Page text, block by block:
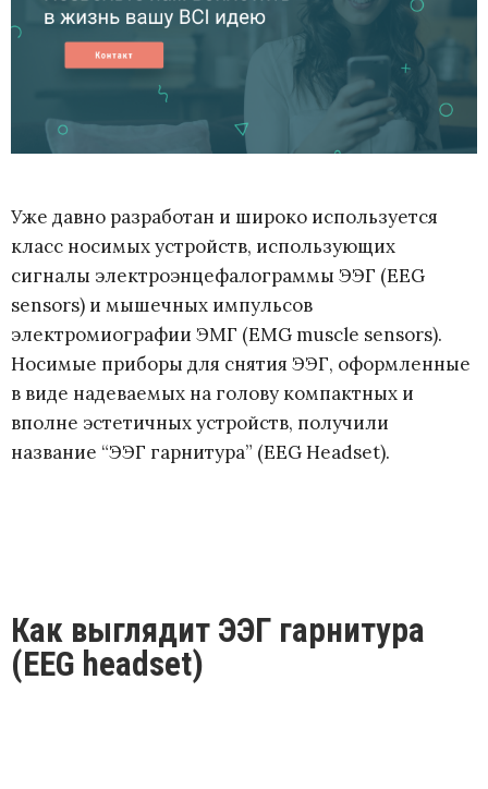
Уже давно разработан и широко используется
класс носимых устройств, использующих
сигналы электроэнцефалограммы ЭЭГ (EEG
sensors) и мышечных импульсов
электромиографии ЭМГ (EMG muscle sensors).
Носимые приборы для снятия ЭЭГ, оформленные
в виде надеваемых на голову компактных и
вполне эстетичных устройств, получили
название “ЭЭГ гарнитура” (EEG Headset).
Как выглядит ЭЭГ гарнитура
(EEG headset)